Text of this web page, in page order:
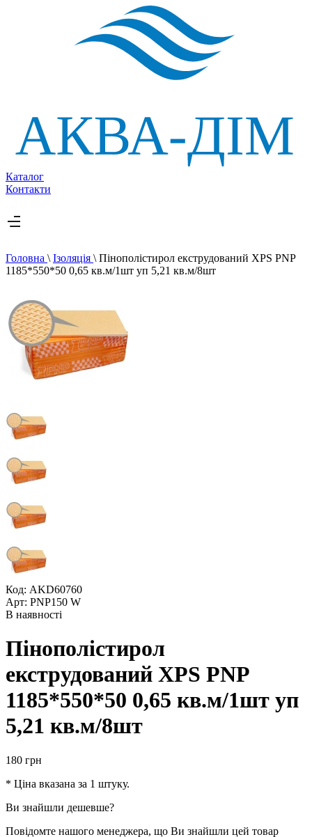
Каталог
Контакти
Головна \ Ізоляція \ Пінополістирол екструдований XPS PNP
1185*550*50 0,65 кв.м/1шт уп 5,21 кв.м/8шт
Код: AKD60760
Арт: PNP150 W
В наявності
Пінополістирол
екструдований XPS PNP
1185*550*50 0,65 кв.м/1шт уп
5,21 кв.м/8шт
180 грн
* Ціна вказана за 1 штуку.
Ви знайшли дешевше?
Повідомте нашого менеджера, що Ви знайшли цей товар